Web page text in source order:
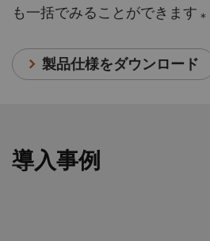
も一括でみることができます ＊
製品仕様をダウンロード
導入事例